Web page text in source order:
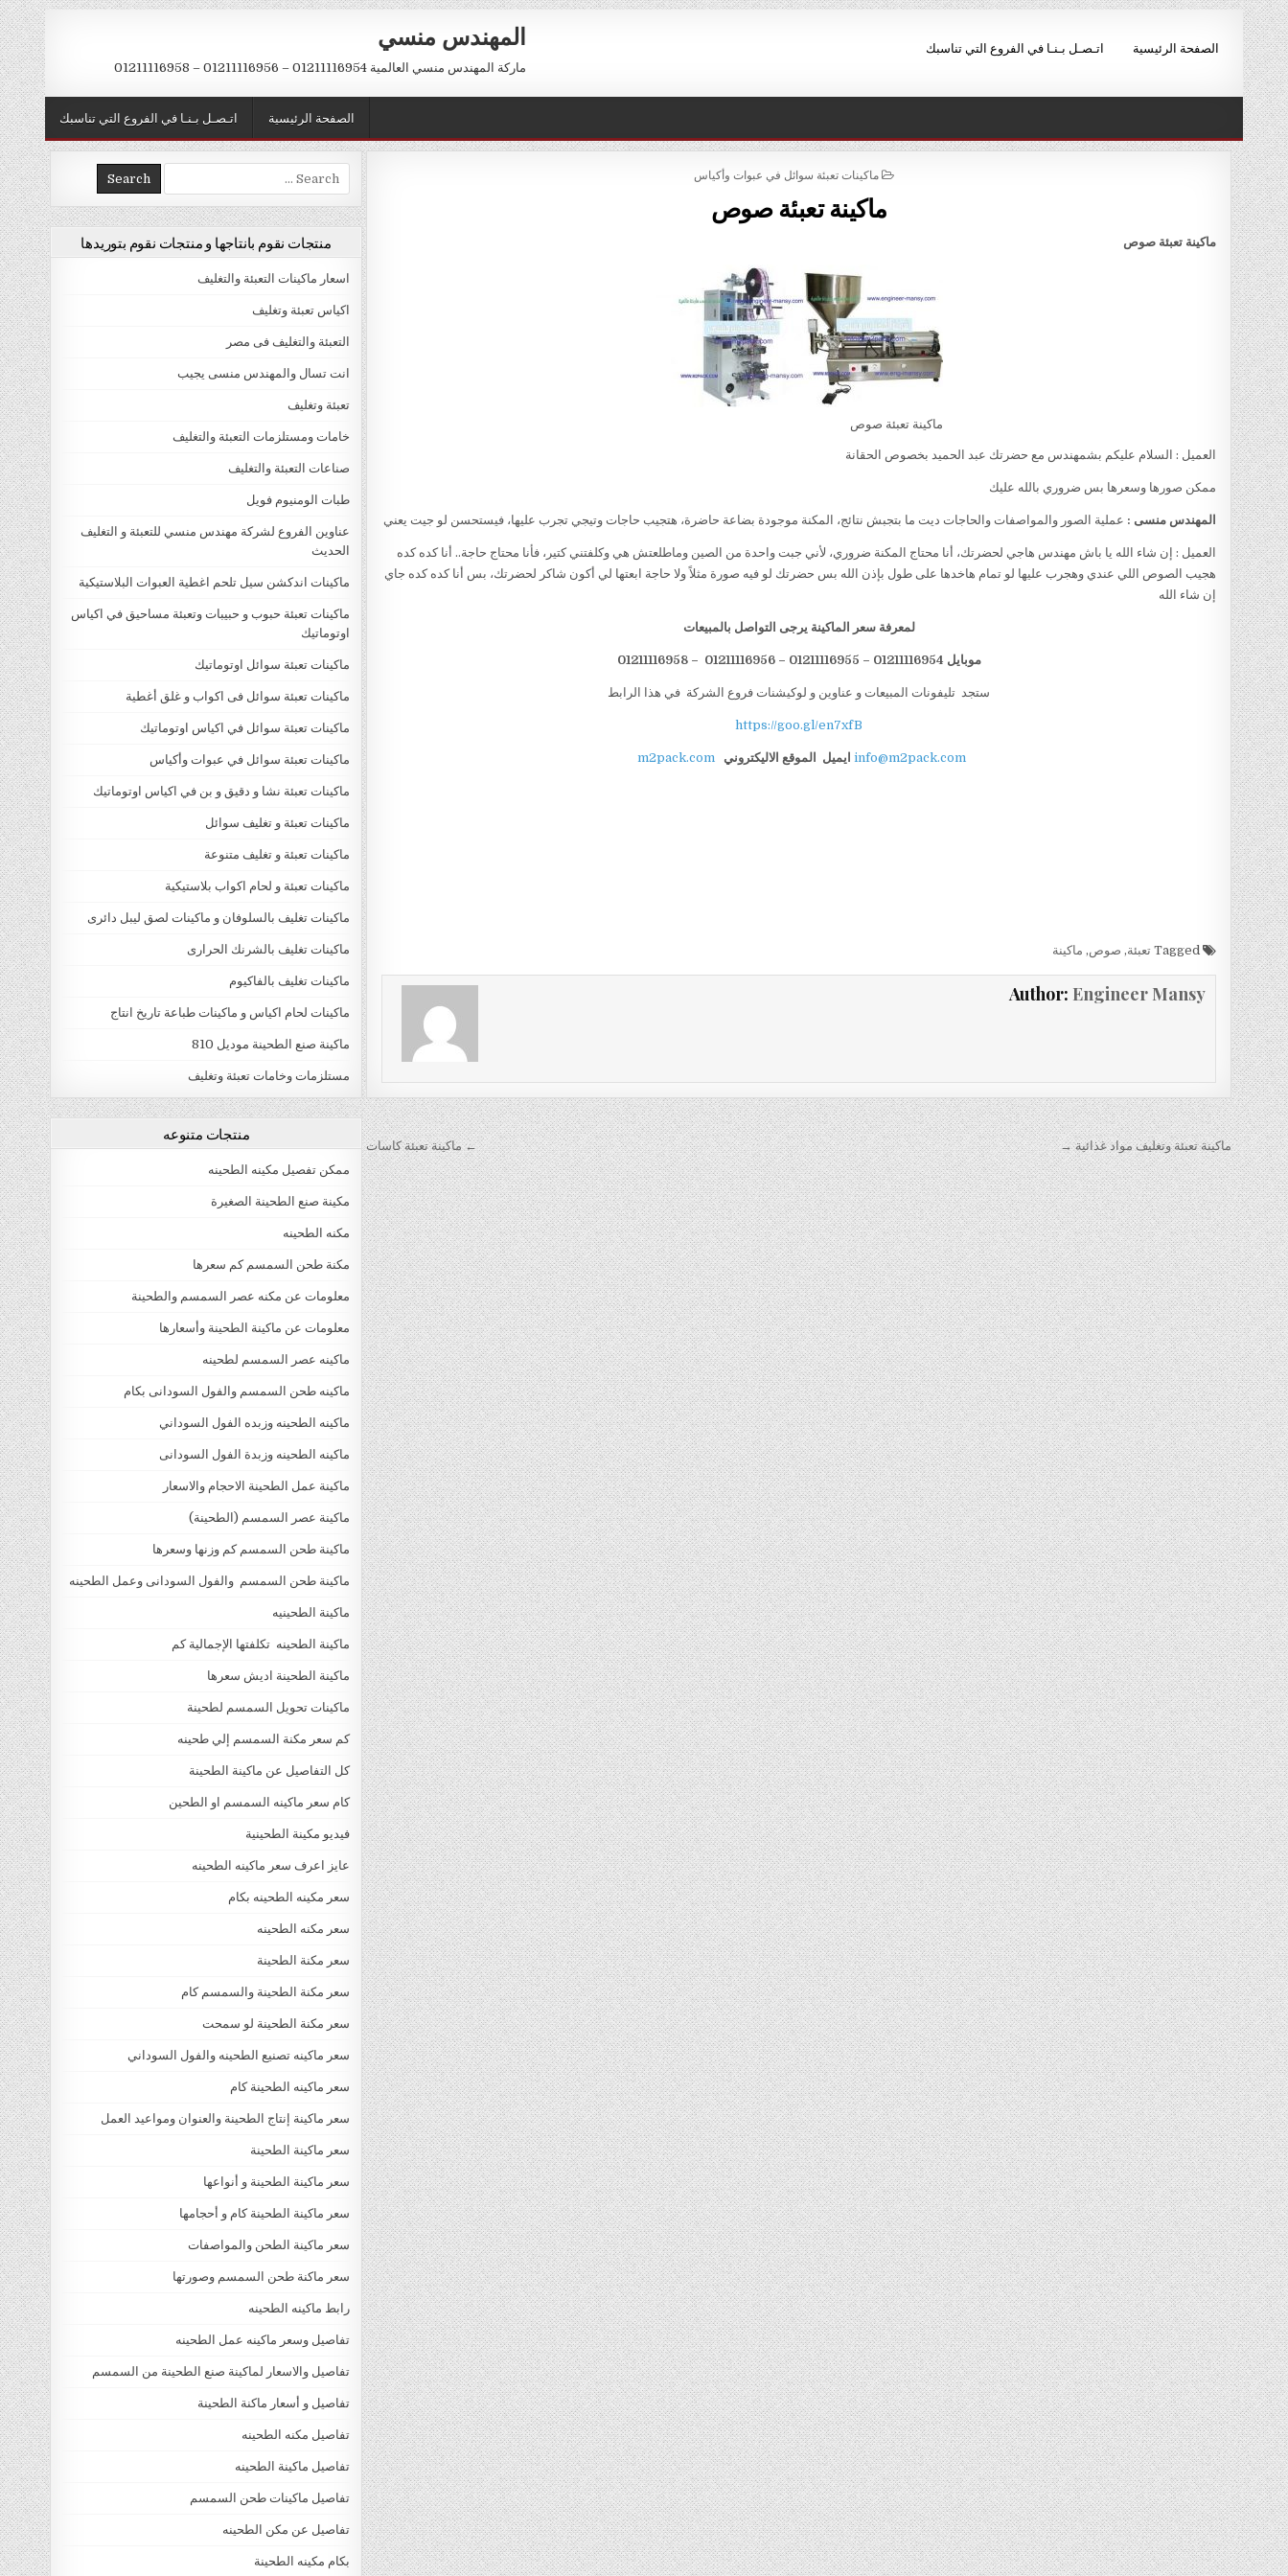
Skip
to
content
المهندس منسي
ماركة المهندس منسي العالمية 01211116954 – 01211116956 – 01211116958
اتـصـل بـنـا في الفروع التي تناسبك الصفحة الرئيسية
اتـصـل بـنـا في الفروع التي تناسبك الصفحة الرئيسية
POSTED
ماكينات تعبئة سوائل في عبوات وأكياس
ماكينة تعبئة صوص
ماكينة تعبئة صوص
ماكينة تعبئة صوص
العميل : السلام عليكم بشمهندس مع حضرتك عبد الحميد بخصوص الحقانة
ممكن صورها وسعرها بس ضروري بالله عليك
المهندس منسى : عملية الصور والمواصفات والحاجات ديت ما بتجبش نتائج، المكنة موجودة بضاعة حاضرة، هتجيب حاجات وتيجي تجرب عليها، فيستحسن لو جيت يعني
العميل : إن شاء الله يا باش مهندس هاجي لحضرتك، أنا محتاج المكنة ضروري، لأني جبت واحدة من الصين وماطلعتش هي وكلفتني كتير، فأنا محتاج حاجة.. أنا كده كده
هجيب الصوص اللي عندي وهجرب عليها لو تمام هاخدها على طول بإذن الله بس حضرتك لو فيه صورة مثلاً ولا حاجة ابعتها لي أكون شاكر لحضرتك، بس أنا كده كده جاي
إن شاء الله
لمعرفة سعر الماكينة يرجى التواصل بالمبيعات
موبايل 01211116954 – 01211116955 – 01211116956 – 01211116958
ستجد تليفونات المبيعات و عناوين و لوكيشنات فروع الشركة في هذا الرابط
https://goo.gl/en7xfB
info@m2pack.comايميل الموقع الاليكتروني m2pack.com
Tagged تعبئة, صوص, ماكينة
Author: Engineer Mansy
تصفّح
المقالات
← ماكينة تعبئة كاسات ماكينة تعبئة وتغليف مواد غذائية →
Search
for:
منتجات نقوم بانتاجها و منتجات نقوم بتوريدها
اسعار ماكينات التعبئة والتغليف
اكياس تعبئة وتغليف
التعبئة والتغليف فى مصر
انت تسال والمهندس منسى يجيب
تعبئة وتغليف
خامات ومستلزمات التعبئة والتغليف
صناعات التعبئة والتغليف
طبات الومنيوم فويل
عناوين الفروع لشركة مهندس منسي للتعبئة و التغليف
الحديث
ماكينات اندكشن سيل تلحم اغطية العبوات البلاستيكية
ماكينات تعبئة حبوب و حبيبات وتعبئة مساحيق في اكياس
اوتوماتيك
ماكينات تعبئة سوائل اوتوماتيك
ماكينات تعبئة سوائل فى اكواب و غلق أغطية
ماكينات تعبئة سوائل في اكياس اوتوماتيك
ماكينات تعبئة سوائل في عبوات وأكياس
ماكينات تعبئة نشا و دقيق و بن في اكياس اوتوماتيك
ماكينات تعبئة و تغليف سوائل
ماكينات تعبئة و تغليف متنوعة
ماكينات تعبئة و لحام اكواب بلاستيكية
ماكينات تغليف بالسلوفان و ماكينات لصق ليبل دائرى
ماكينات تغليف بالشرنك الحرارى
ماكينات تغليف بالفاكيوم
ماكينات لحام اكياس و ماكينات طباعة تاريخ انتاج
ماكينة صنع الطحينة موديل 810
مستلزمات وخامات تعبئة وتغليف
منتجات متنوعه
ممكن تفصيل مكينه الطحينه
مكينة صنع الطحينة الصغيرة
مكنه الطحينه
مكنة طحن السمسم كم سعرها
معلومات عن مكنه عصر السمسم والطحينة
معلومات عن ماكينة الطحينة وأسعارها
ماكينه عصر السمسم لطحينه
ماكينه طحن السمسم والفول السودانى بكام
ماكينه الطحينه وزبده الفول السوداني
ماكينه الطحينه وزبدة الفول السودانى
ماكينة عمل الطحينة الاحجام والاسعار
ماكينة عصر السمسم (الطحينة)
ماكينة طحن السمسم كم وزنها وسعرها
ماكينة طحن السمسم والفول السودانى وعمل الطحينه
ماكينة الطحينيه
ماكينة الطحينه تكلفتها الإجمالية كم
ماكينة الطحينة اديش سعرها
ماكينات تحويل السمسم لطحينة
كم سعر مكنة السمسم إلي طحينه
كل التفاصيل عن ماكينة الطحينة
كام سعر ماكينه السمسم او الطحين
فيديو مكينة الطحينية
عايز اعرف سعر ماكينه الطحينه
سعر مكينه الطحينه بكام
سعر مكنه الطحينه
سعر مكنة الطحينة
سعر مكنة الطحينة والسمسم كام
سعر مكنة الطحينة لو سمحت
سعر ماكينه تصنيع الطحينه والفول السوداني
سعر ماكينه الطحينة كام
سعر ماكينة إنتاج الطحينة والعنوان ومواعيد العمل
سعر ماكينة الطحينة
سعر ماكينة الطحينة و أنواعها
سعر ماكينة الطحينة كام و أحجامها
سعر ماكينة الطحن والمواصفات
سعر ماكنة طحن السمسم وصورتها
رابط ماكينه الطحينه
تفاصيل وسعر ماكينه عمل الطحينه
تفاصيل والاسعار لماكينة صنع الطحينة من السمسم
تفاصيل و أسعار ماكنة الطحينة
تفاصيل مكنه الطحينه
تفاصيل ماكينة الطحينه
تفاصيل ماكينات طحن السمسم
تفاصيل عن مكن الطحينه
بكام مكينه الطحينة